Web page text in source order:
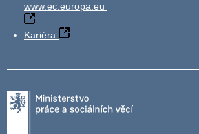
www.ec.europa.eu
Kariéra